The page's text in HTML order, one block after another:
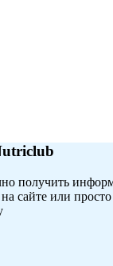
получить
сайте или